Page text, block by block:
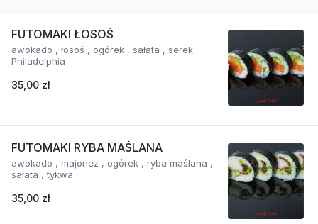
FUTOMAKI ŁOSOŚ
awokado , łosoś , ogórek , sałata , serek
Philadelphia
35,00 zł
FUTOMAKI RYBA MAŚLANA
awokado , majonez , ogórek , ryba maślana ,
sałata , tykwa
35,00 zł